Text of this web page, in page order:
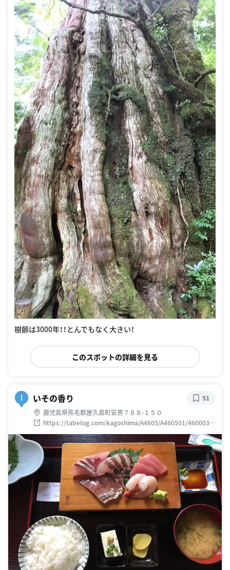
樹齢は3000年！！とんでもなく大きい！
このスポットの詳細を見る
I いその香り
鹿児島県熊毛郡屋久島町安房７８８-１５０
https://tabelog.com/kagoshima/A4605/A460501/4600033
4/
51